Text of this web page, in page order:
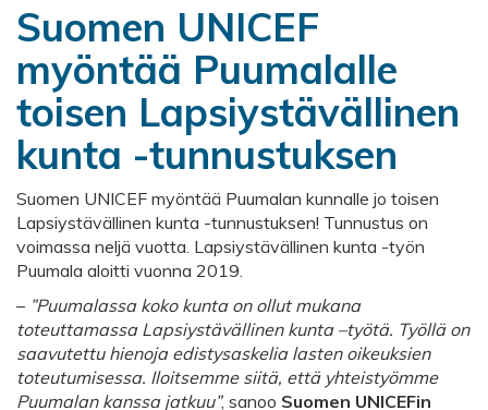
Suomen UNICEF
myöntää Puumalalle
toisen Lapsiystävällinen
kunta -tunnustuksen
Suomen UNICEF myöntää Puumalan kunnalle jo toisen
Lapsiystävällinen kunta -tunnustuksen! Tunnustus on
voimassa neljä vuotta. Lapsiystävällinen kunta -työn
Puumala aloitti vuonna 2019.
– ”Puumalassa koko kunta on ollut mukana
toteuttamassa Lapsiystävällinen kunta –työtä. Työllä on
saavutettu hienoja edistysaskelia lasten oikeuksien
toteutumisessa. Iloitsemme siitä, että yhteistyömme
Puumalan kanssa jatkuu”, sanoo Suomen UNICEFin